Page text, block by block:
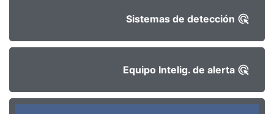
Sistemas de detección
Equipo Intelig. de alerta